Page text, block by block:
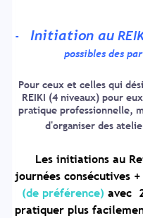
- Initiation au
possibles des
Pour ceux et celles qui
REIKI (4 niveaux) pour
pratique professionnelle,
d'organiser des
Les initiations au
journées consécutives
(de préférence) avec
pratiquer plus